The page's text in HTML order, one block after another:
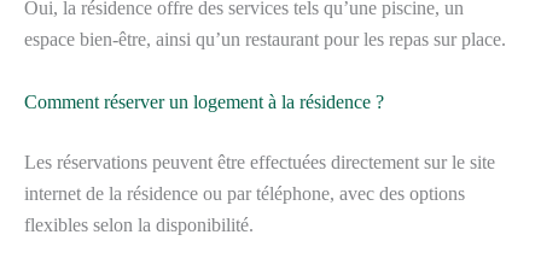
Oui, la résidence offre des services tels qu’une piscine, un
espace bien-être, ainsi qu’un restaurant pour les repas sur place.
Comment réserver un logement à la résidence ?
Les réservations peuvent être effectuées directement sur le site
internet de la résidence ou par téléphone, avec des options
flexibles selon la disponibilité.